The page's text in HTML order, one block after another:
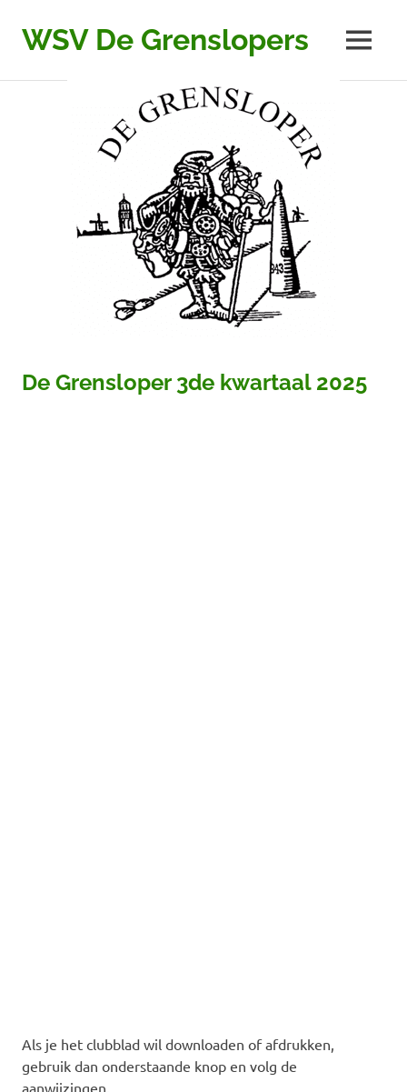
naar
inhoud
WSV De Grenslopers MENU
De Grensloper 3de kwartaal 2025
Als je het clubblad wil downloaden of afdrukken,
gebruik dan onderstaande knop en volg de
aanwijzingen.